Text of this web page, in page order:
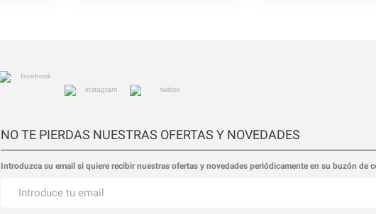
NO TE PIERDAS NUESTRAS OFERTAS Y NOVEDADES
Introduzca su email si quiere recibir nuestras ofertas y novedades periódicamente en su buzón de